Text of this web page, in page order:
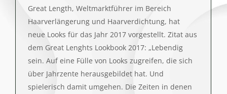
Great Length, Weltmarktführer im Bereich
Haarverlängerung und Haarverdichtung, hat
neue Looks für das Jahr 2017 vorgestellt. Zitat aus
dem Great Lenghts Lookbook 2017: „Lebendig
sein. Auf eine Fülle von Looks zugreifen, die sich
über Jahrzente herausgebildet hat. Und
spielerisch damit umgehen. Die Zeiten in denen